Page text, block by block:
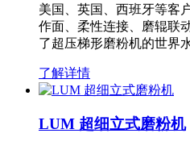
美国、英国、西班牙等客
作面、柔性连接、磨辊联
了超压梯形磨粉机的世界
了解详情
LUM 超细立式磨粉机